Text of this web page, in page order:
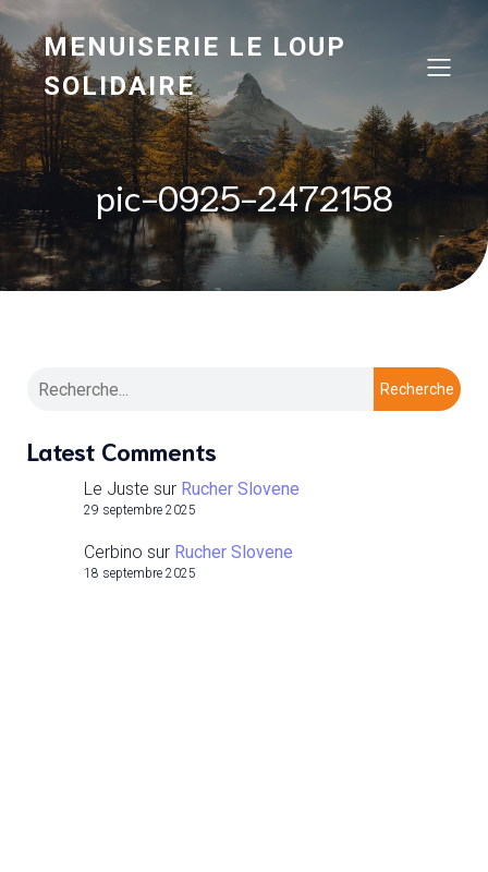
MENUISERIE LE LOUP
SOLIDAIRE
pic-0925-2472158
Recherche
Latest Comments
Le Juste sur Rucher Slovene
29 septembre 2025
Cerbino sur Rucher Slovene
18 septembre 2025